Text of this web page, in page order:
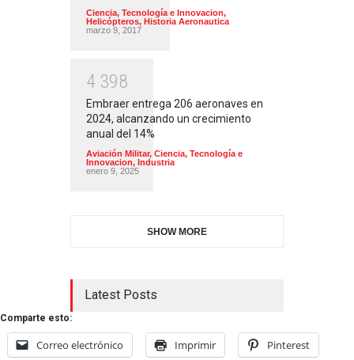
Ciencia, Tecnología e Innovacion,
Helicópteros, Historia Aeronautica
marzo 9, 2017
4 398
Embraer entrega 206 aeronaves en
2024, alcanzando un crecimiento
anual del 14%
Aviación Militar, Ciencia, Tecnología e
Innovacion, Industria
enero 9, 2025
SHOW MORE
Latest Posts
Comparte esto:
Correo electrónico Imprimir Pinterest